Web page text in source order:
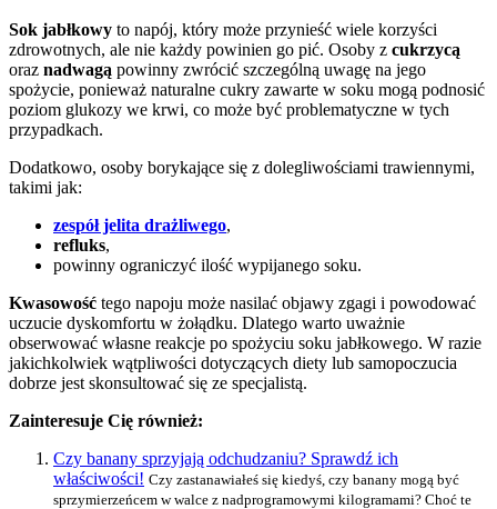
Sok jabłkowy to napój, który może przynieść wiele korzyści
zdrowotnych, ale nie każdy powinien go pić. Osoby z cukrzycą
oraz nadwagą powinny zwrócić szczególną uwagę na jego
spożycie, ponieważ naturalne cukry zawarte w soku mogą podnosić
poziom glukozy we krwi, co może być problematyczne w tych
przypadkach.
Dodatkowo, osoby borykające się z dolegliwościami trawiennymi,
takimi jak:
zespół jelita drażliwego,
refluks,
powinny ograniczyć ilość wypijanego soku.
Kwasowość tego napoju może nasilać objawy zgagi i powodować
uczucie dyskomfortu w żołądku. Dlatego warto uważnie
obserwować własne reakcje po spożyciu soku jabłkowego. W razie
jakichkolwiek wątpliwości dotyczących diety lub samopoczucia
dobrze jest skonsultować się ze specjalistą.
Zainteresuje Cię również:
Czy banany sprzyjają odchudzaniu? Sprawdź ich
właściwości! Czy zastanawiałeś się kiedyś, czy banany mogą być
sprzymierzeńcem w walce z nadprogramowymi kilogramami? Choć te